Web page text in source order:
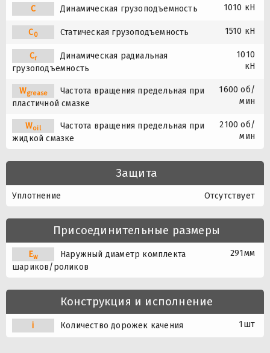
C Динамическая грузоподъемность 1010 кН
C0 Статическая грузоподъемность 1510 кН
Cr
Динамическая радиальная
грузоподъемность
1010
кН
Wgrease
Частота вращения предельная при
пластичной смазке
1600 об/
мин
Woil
Частота вращения предельная при
жидкой смазке
2100 об/
мин
Защита
Уплотнение Отсутствует
Присоединительные размеры
Ew
Наружный диаметр комплекта
шариков/роликов
291мм
Конструкция и исполнение
i Количество дорожек качения 1шт